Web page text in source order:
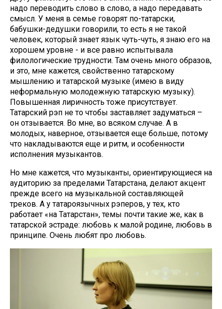
надо переводить слово в слово, а надо передавать
смысл. У меня в семье говорят по-татарски,
бабушки-дедушки говорили, то есть я не такой
человек, который знает язык чуть-чуть, я знаю его на
хорошем уровне - и все равно испытывала
филологические трудности. Там очень много образов,
и это, мне кажется, свойственно татарскому
мышлению и татарской музыке (имею в виду
неформальную молодежную татарскую музыку).
Повышенная лиричность тоже присутствует.
Татарский рэп не то чтобы заставляет задуматься –
он отзывается. Во мне, во всяком случае. А в
молодых, наверное, отзывается еще больше, потому
что накладываются еще и ритм, и особенности
исполнения музыкантов.
Но мне кажется, что музыканты, ориентирующиеся на
аудиторию за пределами Татарстана, делают акцент
прежде всего на музыкальной составляющей
треков. А у татароязычных рэперов, у тех, кто
работает «на Татарстан», темы почти такие же, как в
татарской эстраде: любовь к малой родине, любовь в
принципе. Очень любят про любовь.